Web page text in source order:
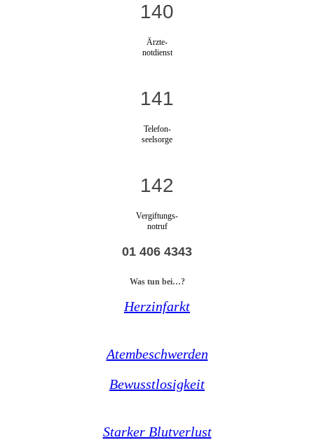
140
Ärzte-
notdienst
141
Telefon-
seelsorge
142
Vergiftungs-
notruf
01 406 4343
Was tun bei…?
Herzinfarkt
Atembeschwerden
Bewusstlosigkeit
Starker Blutverlust